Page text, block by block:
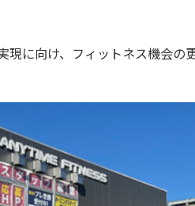
に向け、フィットネス機会の